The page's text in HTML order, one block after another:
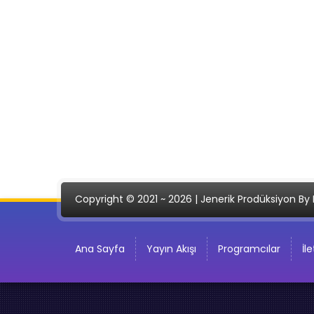
Copyright © 2021 ~ 2026 | Jenerik Prodüksiyon By
Ana Sayfa Yayın Akışı Programcılar